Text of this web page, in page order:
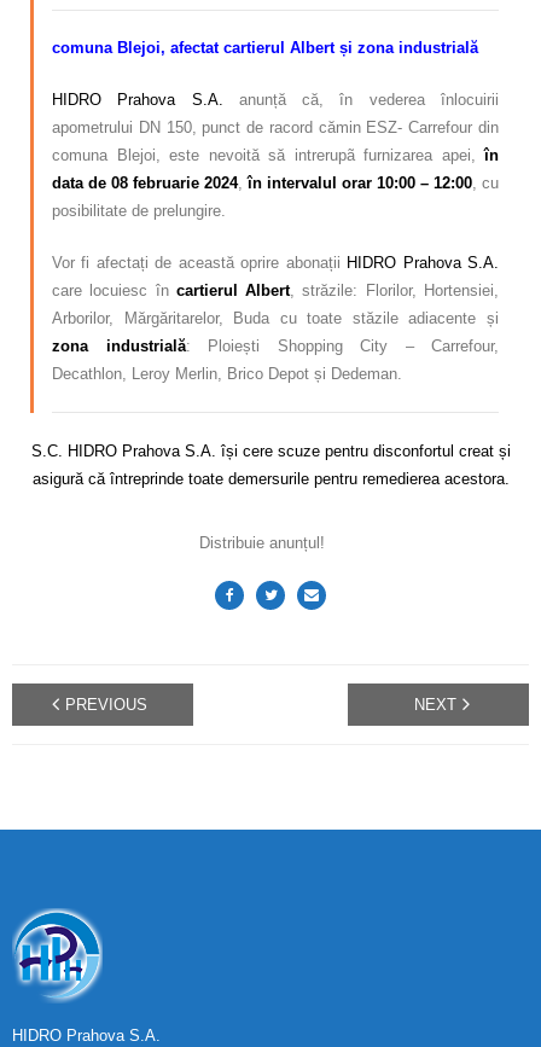
comuna Blejoi, afectat cartierul Albert și zona industrială
HIDRO Prahova S.A. anunță că, în vederea înlocuirii
apometrului DN 150, punct de racord cămin ESZ- Carrefour din
comuna Blejoi, este nevoită să intrerupã furnizarea apei,în
data de 08 februarie 2024,în intervalul orar 10:00 – 12:00, cu
posibilitate de prelungire.
Vor fi afectați de această oprire abonații HIDRO Prahova S.A.
care locuiesc în cartierul Albert, străzile: Florilor, Hortensiei,
Arborilor, Mărgăritarelor, Buda cu toate stăzile adiacente și
zona industrială: Ploiești Shopping City – Carrefour,
Decathlon, Leroy Merlin, Brico Depot și Dedeman.
S.C. HIDRO Prahova S.A. își cere scuze pentru disconfortul creat și
asigură că întreprinde toate demersurile pentru remedierea acestora.
Distribuie anunțul!
PREVIOUS NEXT
HIDRO Prahova S.A.